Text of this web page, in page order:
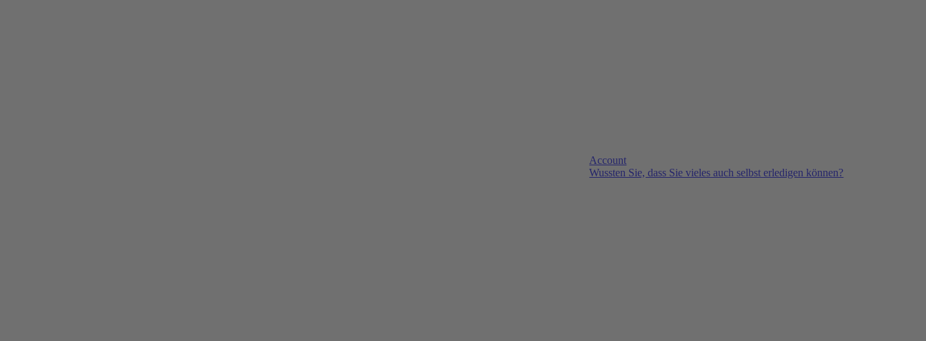
Account
Wussten Sie, dass Sie vieles auch selbst erledigen können?